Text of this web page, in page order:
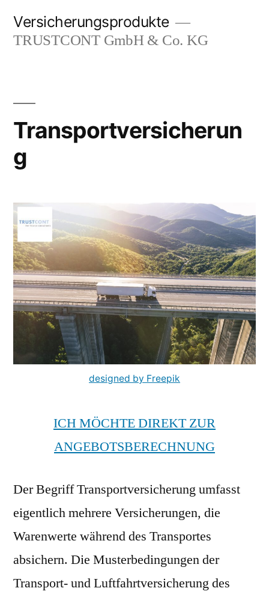
Inhalt
Versicherungsprodukte
TRUSTCONT GmbH & Co. KG
Transportversicherun
g
designed by Freepik
ICH MÖCHTE DIREKT ZUR
ANGEBOTSBERECHNUNG
Der Begriff Transportversicherung umfasst
eigentlich mehrere Versicherungen, die
Warenwerte während des Transportes
absichern. Die Musterbedingungen der
Transport- und Luftfahrtversicherung des